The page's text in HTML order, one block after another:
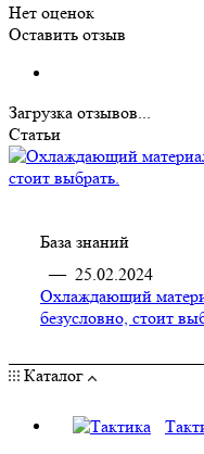
Нет оценок
Оставить отзыв
Загрузка отзывов...
Статьи
База знаний
— 25.02.2024
Охлаждающий
безусловно, стоит
Каталог